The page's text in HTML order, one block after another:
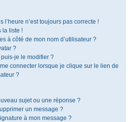
l’heure n’est toujours pas correcte !
la liste !
à côté de mon nom d’utilisateur ?
?
je le modifier ?
connecter lorsque je clique sur le lien de
?
sujet ou une réponse ?
un message ?
à mon message ?